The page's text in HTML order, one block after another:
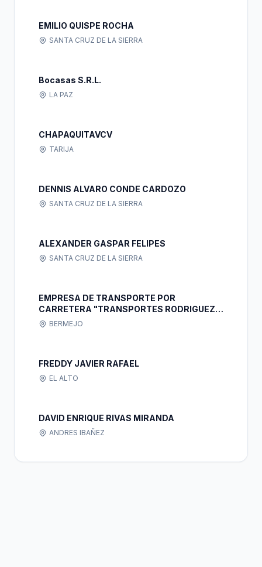
EMILIO QUISPE ROCHA
SANTA CRUZ DE LA SIERRA
Bocasas S.R.L.
LA PAZ
CHAPAQUITAVCV
TARIJA
DENNIS ALVARO CONDE CARDOZO
SANTA CRUZ DE LA SIERRA
ALEXANDER GASPAR FELIPES
SANTA CRUZ DE LA SIERRA
EMPRESA DE TRANSPORTE POR
CARRETERA "TRANSPORTES RODRIGUEZ"
S.R.L.BERMEJO
FREDDY JAVIER RAFAEL
EL ALTO
DAVID ENRIQUE RIVAS MIRANDA
ANDRES IBAÑEZ